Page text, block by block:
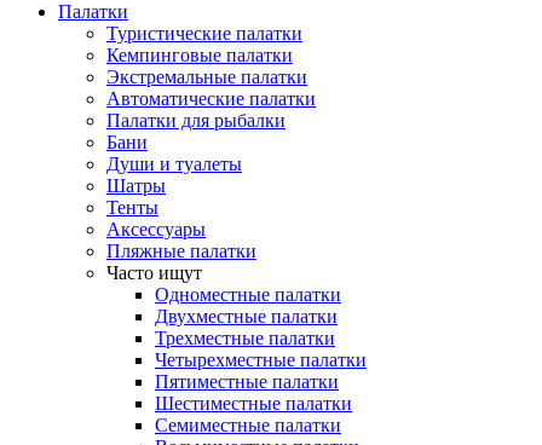
Палатки
Туристические палатки
Кемпинговые палатки
Экстремальные палатки
Автоматические палатки
Палатки для рыбалки
Бани
Души и туалеты
Шатры
Тенты
Аксессуары
Пляжные палатки
Часто ищут
Одноместные палатки
Двухместные палатки
Трехместные палатки
Четырехместные палатки
Пятиместные палатки
Шестиместные палатки
Семиместные палатки